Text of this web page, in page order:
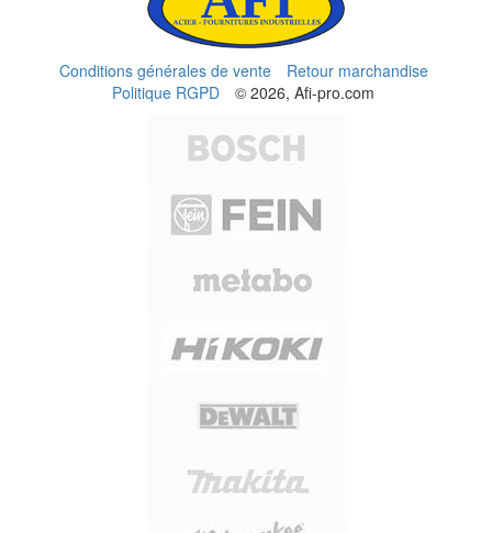
Conditions générales de vente
Retour marchandise
Politique RGPD
© 2026, Afi-pro.com